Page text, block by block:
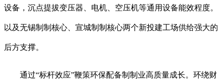
设备，沉点提拔变压器、电机、空压机等通用设备能效程度。
以及无锡制制核心、宣城制制核心两个新投建工场供给强大的
后方支撑。
通过“标杆效应”鞭策环保配备制制业高质量成长。环绕财